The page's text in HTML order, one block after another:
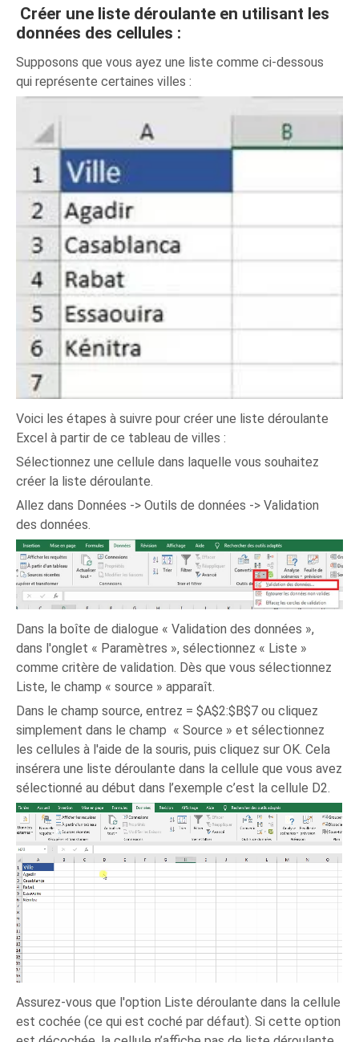
Créer une liste déroulante en utilisant les
données des cellules :
Supposons que vous ayez une liste comme ci-dessous
qui représente certaines villes :
Voici les étapes à suivre pour créer une liste déroulante
Excel à partir de ce tableau de villes :
Sélectionnez une cellule dans laquelle vous souhaitez
créer la liste déroulante.
Allez dans Données -> Outils de données -> Validation
des données.
Dans la boîte de dialogue « Validation des données »,
dans l'onglet « Paramètres », sélectionnez « Liste »
comme critère de validation. Dès que vous sélectionnez
Liste, le champ « source » apparaît.
Dans le champ source, entrez = $A$2:$B$7 ou cliquez
simplement dans le champ « Source » et sélectionnez
les cellules à l'aide de la souris, puis cliquez sur OK. Cela
insérera une liste déroulante dans la cellule que vous avez
sélectionné au début dans l’exemple c’est la cellule D2.
Assurez-vous que l'option Liste déroulante dans la cellule
est cochée (ce qui est coché par défaut). Si cette option